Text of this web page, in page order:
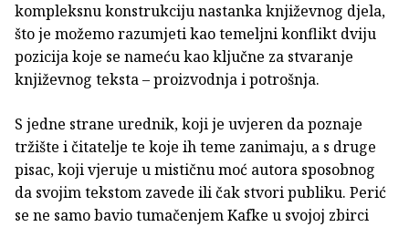
kompleksnu konstrukciju nastanka književnog djela,
što je možemo razumjeti kao temeljni konflikt dviju
pozicija koje se nameću kao ključne za stvaranje
književnog teksta – proizvodnja i potrošnja.
S jedne strane urednik, koji je uvjeren da poznaje
tržište i čitatelje te koje ih teme zanimaju, a s druge
pisac, koji vjeruje u mističnu moć autora sposobnog
da svojim tekstom zavede ili čak stvori publiku. Perić
se ne samo bavio tumačenjem Kafke u svojoj zbirci